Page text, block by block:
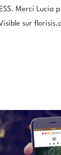
Merci Lucia
sur